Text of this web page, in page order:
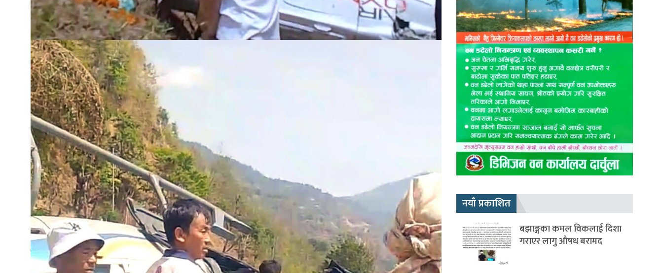
नयाँ प्रकाशित
बझाङ्गका कमल विकलाई दिशा
गराएर लागु औषध बरामद